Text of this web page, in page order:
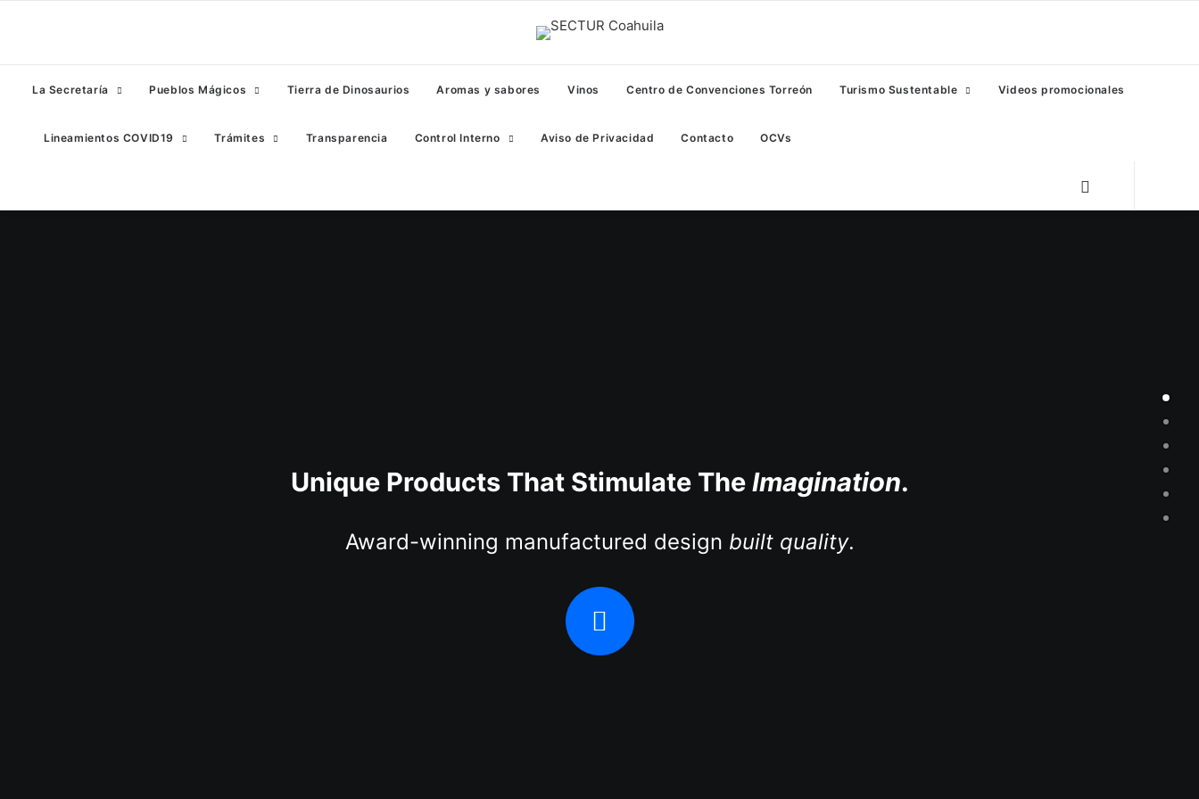
La Secretaría Pueblos Mágicos Tierra de Dinosaurios Aromas y sabores Vinos Centro de Convenciones Torreón Turismo Sustentable Videos promocionales
Lineamientos COVID19 Trámites Transparencia Control Interno Aviso de Privacidad Contacto OCVs
Unique Products That Stimulate The Imagination.
Award-winning manufactured design built quality.